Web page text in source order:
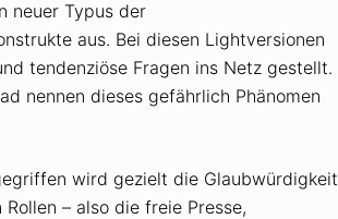
neuer Typus der
aus. Bei diesen Lightversionen
tendenziöse Fragen ins Netz gestellt.
nennen dieses gefährlich Phänomen
wird gezielt die Glaubwürdigkeit
– also die freie Presse,